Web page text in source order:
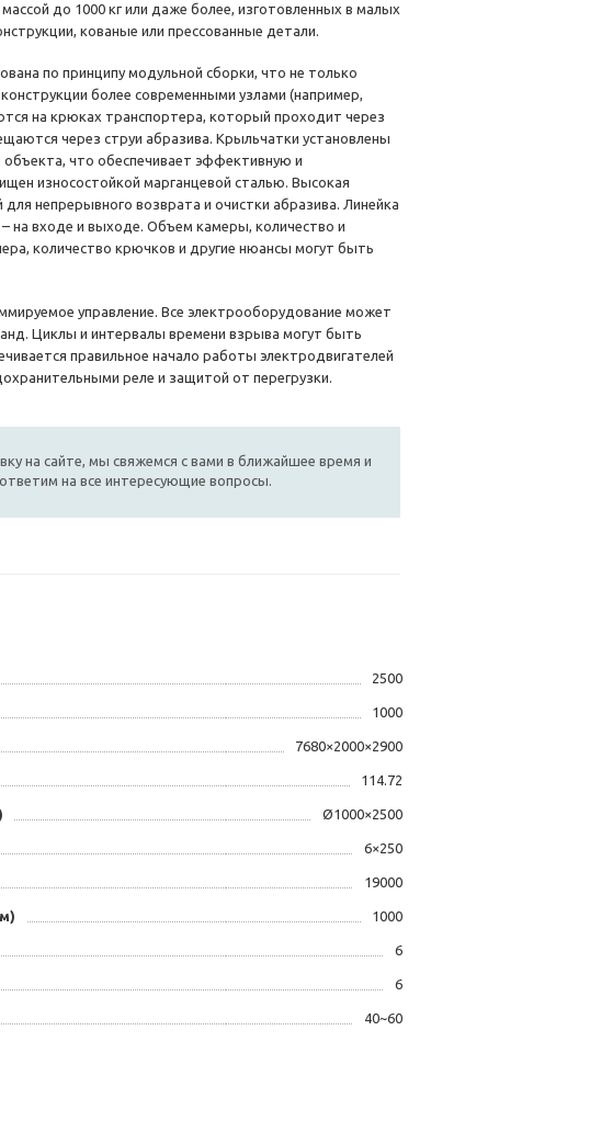
до 1000 кг или даже более, изготовленных в малых
кованые или прессованные детали.
по принципу модульной сборки, что не только
более современными узлами (например,
на крюках транспортера, который проходит через
через струи абразива. Крыльчатки установлены
что обеспечивает эффективную и
износостойкой марганцевой сталью. Высокая
непрерывного возврата и очистки абразива. Линейка
на входе и выходе. Объем камеры, количество и
количество крючков и другие нюансы могут быть
управление. Все электрооборудование может
Циклы и интервалы времени взрыва могут быть
правильное начало работы электродвигателей
реле и защитой от перегрузки.
на сайте, мы свяжемся с вами в ближайшее время и
ответим на все интересующие вопросы.
2500
1000
7680×2000×2900
114.72
Ø1000×2500
6×250
19000
1000
6
6
40~60